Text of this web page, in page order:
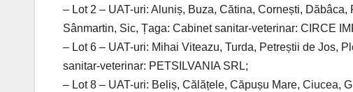
– Lot 2 – UAT-uri: Aluniș, Buza, Cătina, Cornești,
Sânmartin, Sic, Țaga: Cabinet sanitar-veterinar: CIRCE
– Lot 6 – UAT-uri: Mihai Viteazu, Turda, Petreștii de Jos,
sanitar-veterinar: PETSILVANIA SRL;
– Lot 8 – UAT-uri: Beliș, Călățele, Căpușu Mare, Ciucea,